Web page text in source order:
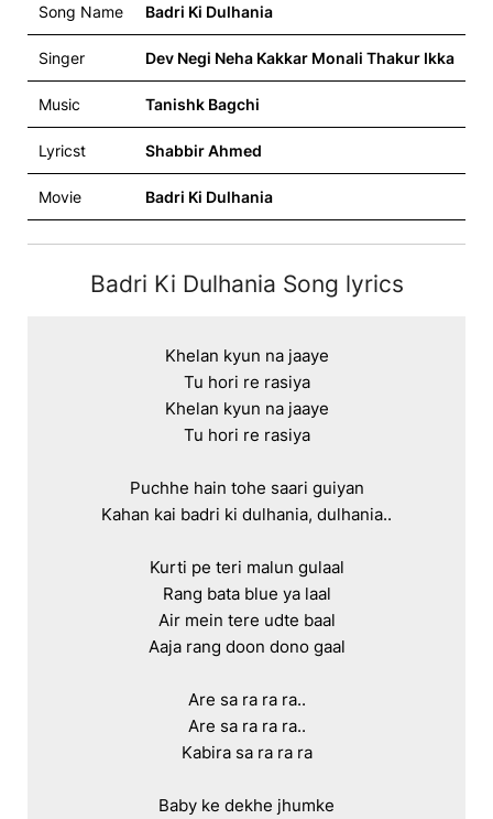
Song Name Badri Ki Dulhania
Singer Dev Negi Neha Kakkar Monali Thakur Ikka
Music Tanishk Bagchi
Lyricst Shabbir Ahmed
Movie Badri Ki Dulhania
Badri Ki Dulhania Song lyrics
Khelan kyun na jaaye
Tu hori re rasiya
Khelan kyun na jaaye
Tu hori re rasiya
Puchhe hain tohe saari guiyan
Kahan kai badri ki dulhania, dulhania..
Kurti pe teri malun gulaal
Rang bata blue ya laal
Air mein tere udte baal
Aaja rang doon dono gaal
Are sa ra ra ra..
Are sa ra ra ra..
Kabira sa ra ra ra
Baby ke dekhe jhumke